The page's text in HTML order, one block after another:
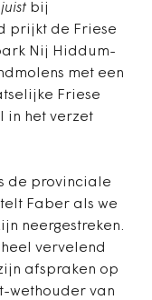
juist bij
prijkt de Friese
Nij Hiddum-
met een
Friese
in het verzet
de provinciale
Faber als we
neergestreken.
vervelend
afspraken op
wethouder van